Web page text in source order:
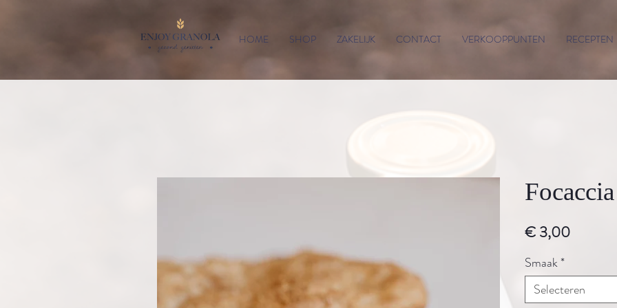
HOME SHOP ZAKELIJK CONTACT VERKOOPPUNTEN RECEPTEN
€ 3,00Prijs
Smaak*
Selecteren